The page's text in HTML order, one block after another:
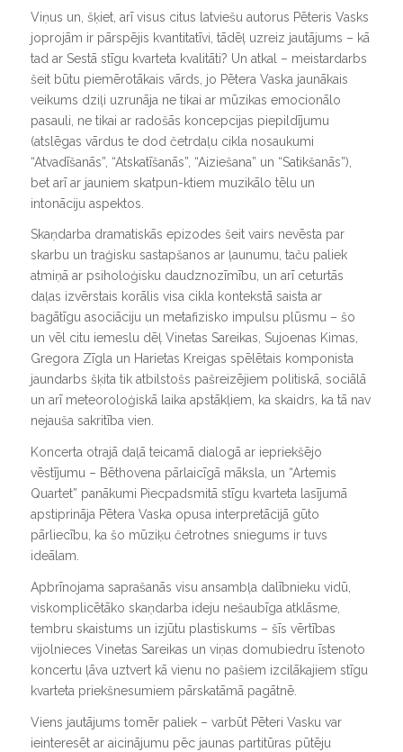
Viņus un, šķiet, arī visus citus latviešu autorus Pēteris Vasks
joprojām ir pārspējis kvantitatīvi, tādēļ uzreiz jautājums – kā
tad ar Sestā stīgu kvarteta kvalitāti? Un atkal – meistardarbs
šeit būtu piemērotākais vārds, jo Pētera Vaska jaunākais
veikums dziļi uzrunāja ne tikai ar mūzikas emocionālo
pasauli, ne tikai ar radošās koncepcijas piepildījumu
(atslēgas vārdus te dod četrdaļu cikla nosaukumi
“Atvadīšanās”, “Atskatīšanās”, “Aiziešana” un “Satikšanās”),
bet arī ar jauniem skatpun-ktiem muzikālo tēlu un
intonāciju aspektos.
Skaņdarba dramatiskās epizodes šeit vairs nevēsta par
skarbu un traģisku sastapšanos ar ļaunumu, taču paliek
atmiņā ar psiholoģisku daudznozīmību, un arī ceturtās
daļas izvērstais korālis visa cikla kontekstā saista ar
bagātīgu asociāciju un metafizisko impulsu plūsmu – šo
un vēl citu iemeslu dēļ Vinetas Sareikas, Sujoenas Kimas,
Gregora Zīgla un Harietas Kreigas spēlētais komponista
jaundarbs šķita tik atbilstošs pašreizējiem politiskā, sociālā
un arī meteoroloģiskā laika apstākļiem, ka skaidrs, ka tā nav
nejauša sakritība vien.
Koncerta otrajā daļā teicamā dialogā ar iepriekšējo
vēstījumu – Bēthovena pārlaicīgā māksla, un “Artemis
Quartet” panākumi Piecpadsmitā stīgu kvarteta lasījumā
apstiprināja Pētera Vaska opusa interpretācijā gūto
pārliecību, ka šo mūziķu četrotnes sniegums ir tuvs
ideālam.
Apbrīnojama saprašanās visu ansambļa dalībnieku vidū,
viskomplicētāko skaņdarba ideju nešaubīga atklāsme,
tembru skaistums un izjūtu plastiskums – šīs vērtības
vijolnieces Vinetas Sareikas un viņas domubiedru īstenoto
koncertu ļāva uztvert kā vienu no pašiem izcilākajiem stīgu
kvarteta priekšnesumiem pārskatāmā pagātnē.
Viens jautājums tomēr paliek – varbūt Pēteri Vasku var
ieinteresēt ar aicinājumu pēc jaunas partitūras pūtēju